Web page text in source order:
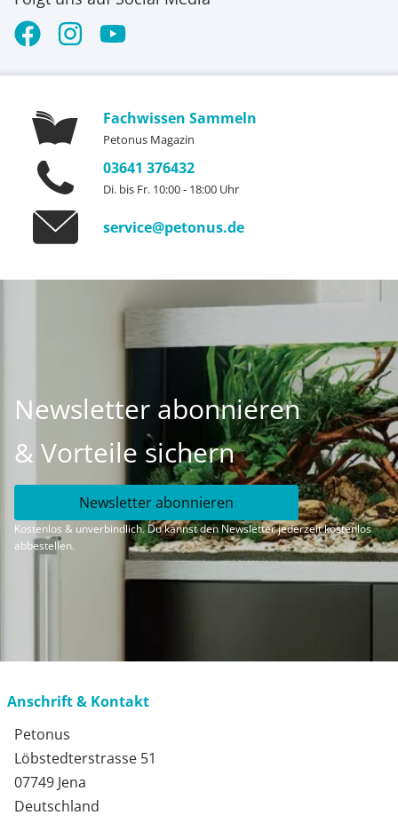
Fachwissen Sammeln
Petonus Magazin
03641 376432
Di. bis Fr. 10:00 - 18:00 Uhr
service@petonus.de
Newsletter abonnieren
& Vorteile sichern
Newsletter abonnieren
Kostenlos & unverbindlich. Du kannst den Newsletter jederzeit kostenlos
abbestellen.
Anschrift & Kontakt
Petonus
Löbstedterstrasse 51
07749 Jena
Deutschland